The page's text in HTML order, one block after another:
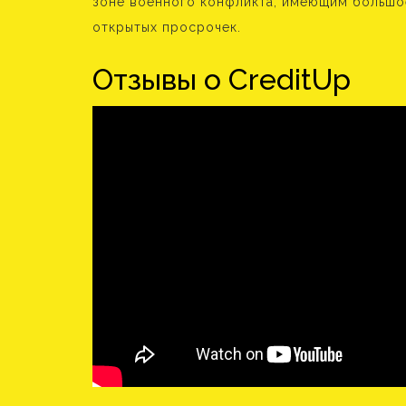
открытых просрочек.
Отзывы о CreditUp